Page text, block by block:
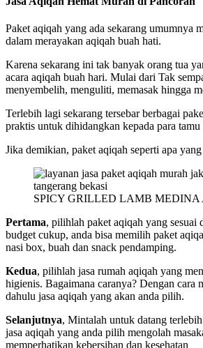
Paket aqiqah yang ada sekarang umumnya
dalam merayakan aqiqah buah hati.
Karena sekarang ini tak banyak orang tua
acara aqiqah buah hari. Mulai dari Tak
menyembelih, menguliti, memasak hingga
Terlebih lagi sekarang tersebar berbagai
praktis untuk dihidangkan kepada para tamu
Jika demikian, paket aqiqah seperti apa
SPICY GRILLED LAMB MEDINA
Pertama, pilihlah paket aqiqah yang sesuai
budget cukup, anda bisa memilih paket
nasi box, buah dan snack pendamping.
Kedua, pilihlah jasa rumah aqiqah yang
higienis. Bagaimana caranya? Dengan cara
dahulu jasa aqiqah yang akan anda pilih.
Selanjutnya, Mintalah untuk datang
jasa aqiqah yang anda pilih mengolah
memperhatikan kebersihan dan kesehatan